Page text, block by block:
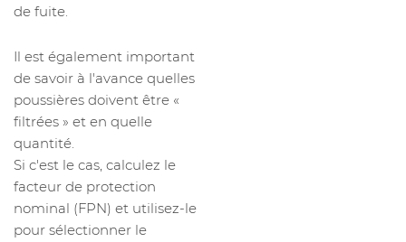
de fuite.
Il est également important
de savoir à l'avance quelles
poussières doivent être «
filtrées » et en quelle
quantité.
Si c'est le cas, calculez le
facteur de protection
nominal (FPN) et utilisez-le
pour sélectionner le